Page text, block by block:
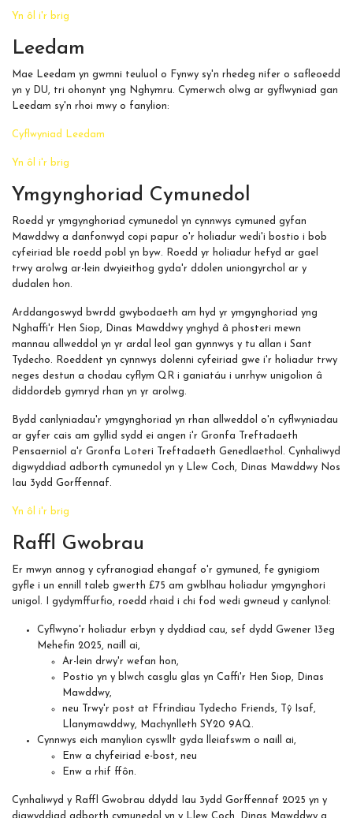
Yn ôl i'r brig
Leedam
Mae Leedam yn gwmni teuluol o Fynwy sy'n rhedeg nifer o safleoedd
yn y DU, tri ohonynt yng Nghymru. Cymerwch olwg ar gyflwyniad gan
Leedam sy'n rhoi mwy o fanylion:
Cyflwyniad Leedam
Yn ôl i'r brig
Ymgynghoriad Cymunedol
Roedd yr ymgynghoriad cymunedol yn cynnwys cymuned gyfan
Mawddwy a danfonwyd copi papur o'r holiadur wedi'i bostio i bob
cyfeiriad ble roedd pobl yn byw. Roedd yr holiadur hefyd ar gael
trwy arolwg ar-lein dwyieithog gyda'r ddolen uniongyrchol ar y
dudalen hon.
Arddangoswyd bwrdd gwybodaeth am hyd yr ymgynghoriad yng
Nghaffi'r Hen Siop, Dinas Mawddwy ynghyd â phosteri mewn
mannau allweddol yn yr ardal leol gan gynnwys y tu allan i Sant
Tydecho. Roeddent yn cynnwys dolenni cyfeiriad gwe i'r holiadur trwy
neges destun a chodau cyflym QR i ganiatáu i unrhyw unigolion â
diddordeb gymryd rhan yn yr arolwg.
Bydd canlyniadau'r ymgynghoriad yn rhan allweddol o'n cyflwyniadau
ar gyfer cais am gyllid sydd ei angen i'r Gronfa Treftadaeth
Pensaerniol a'r Gronfa Loteri Treftadaeth Genedlaethol. Cynhaliwyd
digwyddiad adborth cymunedol yn y Llew Coch, Dinas Mawddwy Nos
Iau 3ydd Gorffennaf.
Yn ôl i'r brig
Raffl Gwobrau
Er mwyn annog y cyfranogiad ehangaf o'r gymuned, fe gynigiom
gyfle i un ennill taleb gwerth £75 am gwblhau holiadur ymgynghori
unigol. I gydymffurfio, roedd rhaid i chi fod wedi gwneud y canlynol:
Cyflwyno'r holiadur erbyn y dyddiad cau, sef dydd Gwener 13eg
Mehefin 2025, naill ai,
Ar-lein drwy'r wefan hon,
Postio yn y blwch casglu glas yn Caffi'r Hen Siop, Dinas
Mawddwy,
neu Trwy'r post at Ffrindiau Tydecho Friends, Tŷ Isaf,
Llanymawddwy, Machynlleth SY20 9AQ.
Cynnwys eich manylion cyswllt gyda lleiafswm o naill ai,
Enw a chyfeiriad e-bost, neu
Enw a rhif ffôn.
Cynhaliwyd y Raffl Gwobrau ddydd Iau 3ydd Gorffennaf 2025 yn y